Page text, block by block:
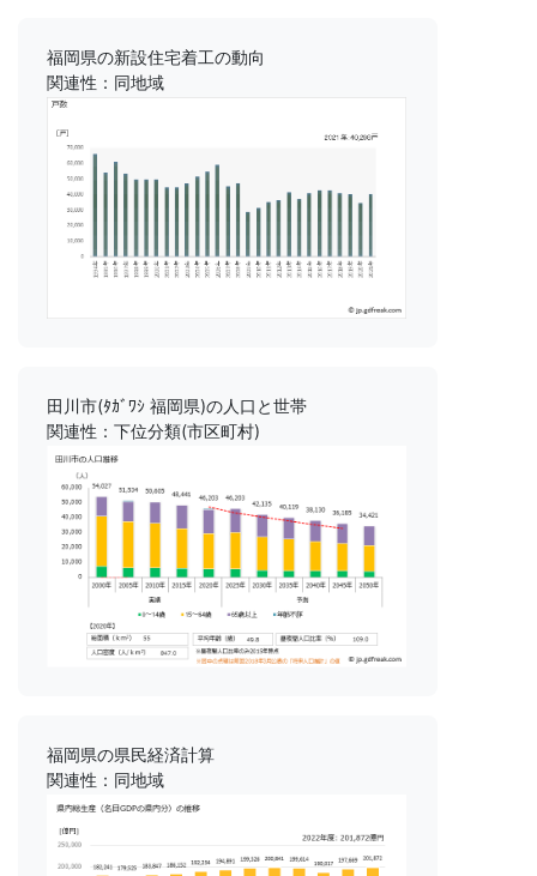
福岡県の新設住宅着工の動向
関連性：同地域
田川市(ﾀｶﾞﾜｼ 福岡県)の人口と世帯
関連性：下位分類(市区町村)
福岡県の県民経済計算
関連性：同地域